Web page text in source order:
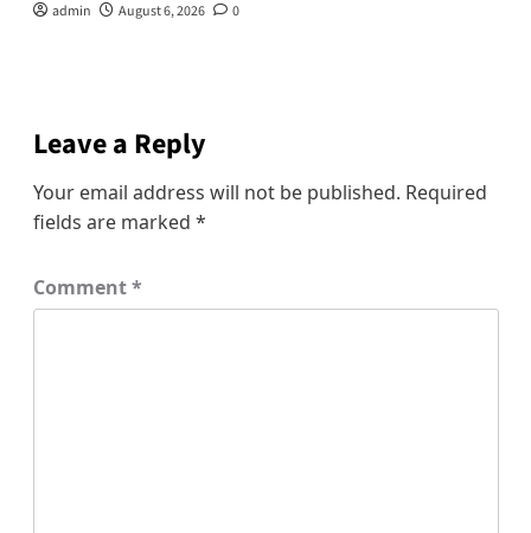
admin August 6, 2026 0
Leave a Reply
Your email address will not be published. Required
fields are marked *
Comment*